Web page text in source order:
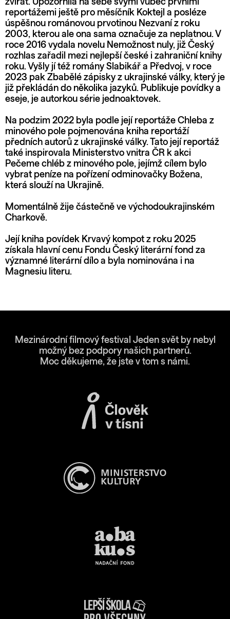
reportážemi ještě pro měsíčník Koktejl a posléze
úspěšnou románovou prvotinou Nezvaní z roku
2003, kterou ale ona sama označuje za neplatnou. V
roce 2016 vydala novelu Nemožnost nuly, již Český
rozhlas zařadil mezi nejlepší české i zahraniční knihy
roku. Vyšly jí též romány Slabikář a Předvoj, v roce
2023 pak Zbabělé zápisky z ukrajinské války, který je
již překládán do několika jazyků. Publikuje povídky a
eseje, je autorkou série jednoaktovek.
Na podzim 2022 byla podle její reportáže Chleba z
minového pole pojmenována kniha reportáží
předních autorů z ukrajinské války. Tato její reportáž
také inspirovala Ministerstvo vnitra ČR k akci
Pečeme chléb z minového pole, jejímž cílem bylo
vybrat peníze na pořízení odminovačky Božena,
která slouží na Ukrajině.
Momentálně žije částečně ve východoukrajinském
Charkově.
Její kniha povídek Krvavý kompot z roku 2025
získala hlavní cenu Fondu Český literární fond za
významné literární dílo a byla nominována i na
Magnesiu literu.
Mezinárodní filmový festival Jeden svět by nebyl
možný bez podpory našich partnerů.
Moc děkujeme, že jste v tom s námi.